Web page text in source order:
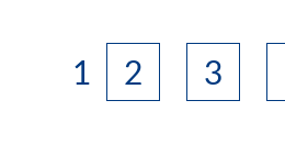
1 2 3